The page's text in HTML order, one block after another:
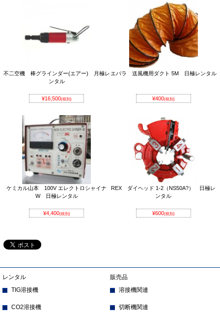
不二空機 棒グラインダー(エアー) 月極レ
ンタル
¥16,500(税別)
エバラ 送風機用ダクト 5M 日極レンタル
¥400(税別)
ケミカル山本 100V エレクトロシャイナ
W 日極レンタル
¥4,400(税別)
REX ダイヘッド 1-2（NS50A?） 日極レ
ンタル
¥600(税別)
レンタル
TIG溶接機
CO2溶接機
販売品
溶接機関連
切断機関連